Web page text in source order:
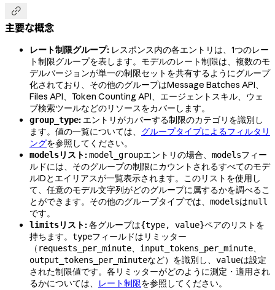

主要な概念
レート制限グループ: レスポンス内の各エントリは、1つのレー
ト制限グループを表します。モデルのレート制限は、複数のモ
デルバージョンが単一の制限セットを共有するようにグループ
化されており、その他のグループはMessage Batches API、
Files API、Token Counting API、エージェントスキル、ウェ
ブ検索ツールなどのリソースをカバーします。
group_type: エントリがカバーする制限のカテゴリを識別し
ます。値の一覧については、 グループタイプによるフィルタリ
ングを参照してください。
modelsリスト:model_groupエントリの場合、 modelsフィー
ルドには、そのグループの制限にカウントされるすべてのモデ
ルIDとエイリアスが一覧表示されます。このリストを使用し
て、任意のモデル文字列がどのグループに属するかを調べるこ
とができます。その他のグループタイプでは、 modelsはnull
です。
limitsリスト:各グループは{type, value}ペアのリストを
持ちます。 typeフィールドはリミッター
（ requests_per_minute、 input_tokens_per_minute、
output_tokens_per_minuteなど）を識別し、 valueは設定
された制限値です。各リミッターがどのように測定・適用され
るかについては、
レート制限を参照してください。